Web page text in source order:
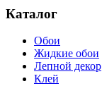
Каталог
Обои
Жидкие обои
Лепной декор
Клей